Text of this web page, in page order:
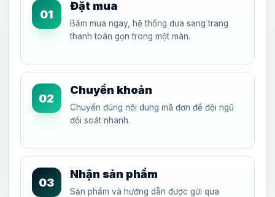
01
Đặt mua
Bấm mua ngay, hệ thống đưa sang trang
thanh toán gọn trong một màn.
02
Chuyển khoản
Chuyển đúng nội dung mã đơn để đội ngũ
đối soát nhanh.
03
Nhận sản phẩm
Sản phẩm và hướng dẫn được gửi qua